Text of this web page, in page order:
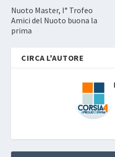
Nuoto Master, I° Trofeo
Amici del Nuoto buona la
prima
CIRCA L'AUTORE